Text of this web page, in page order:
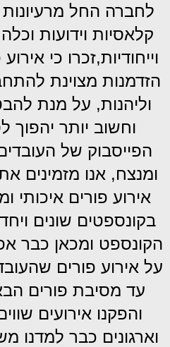
לחברה החל מרעיונות
קלאסיות וידועות
וייחודיות,זכרו כי
הזדמנות מצוינת
וליהנות, על מנת
וחשוב יותר יהפוך
הפייסבוק של העובדים
ומנצח, אנו מזמינים
אירוע פורים איכותי
בקונספטים שונים
הקונספט ומכאן כבר
על אירוע פורים
עד מסיבת פורים
והפקנו אירועים
וארגונים כבר למדנו